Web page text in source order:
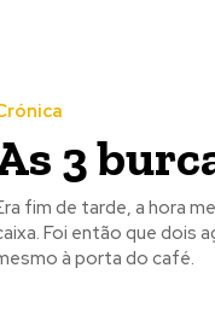
lista de correio e
e novidades.Insira
lista de correio e
e novidades.Insira
3
fim de tarde, a hora
Foi então que dois
à porta do café.